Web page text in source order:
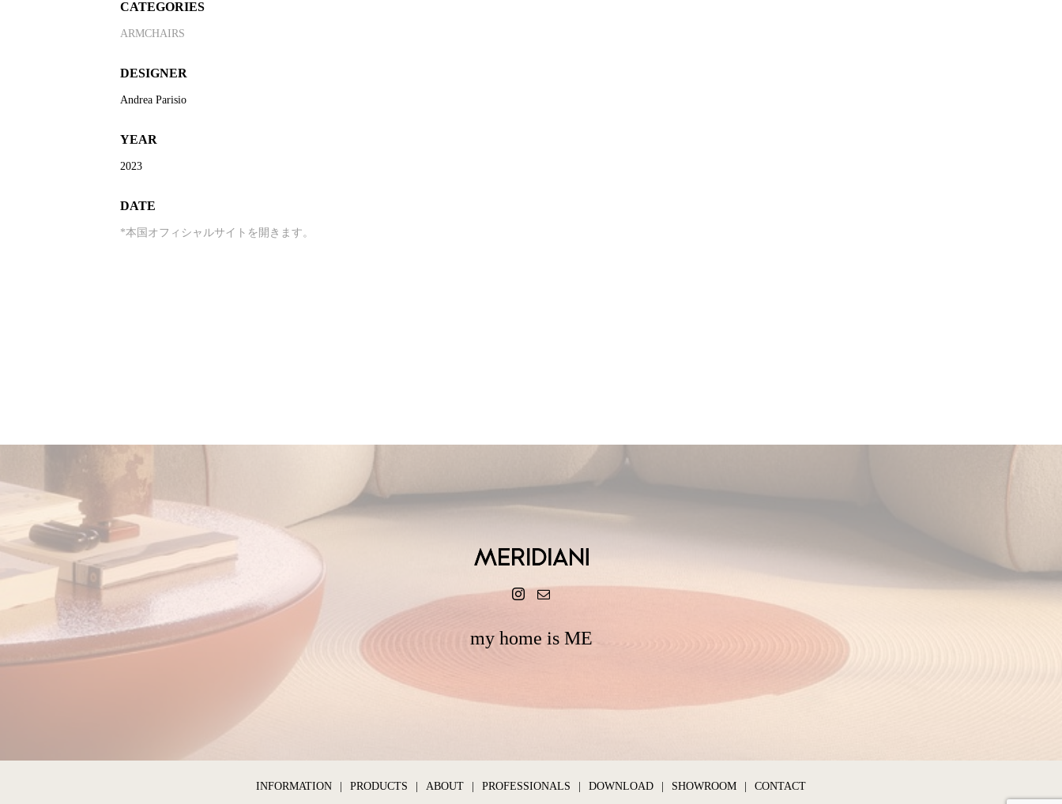
CATEGORIES
ARMCHAIRS
DESIGNER
Andrea Parisio
YEAR
2023
DATE
*本国オフィシャルサイトを開きます。
my home is ME
INFORMATION PRODUCTS ABOUT PROFESSIONALS DOWNLOAD SHOWROOM CONTACT